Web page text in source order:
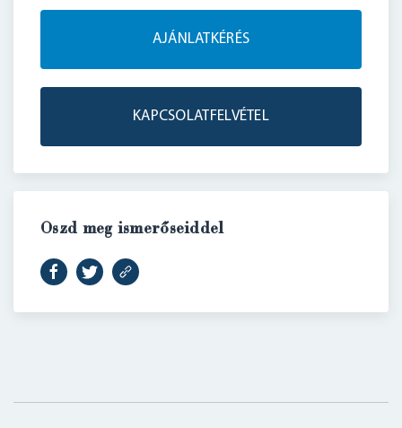
AJÁNLATKÉRÉS
KAPCSOLATFELVÉTEL
Oszd meg ismerőseiddel